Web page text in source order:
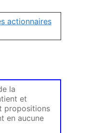
actionnaires
la
et
propositions
en aucune